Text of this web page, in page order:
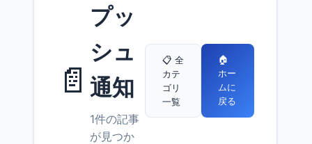
📄
プッ
シュ
通知
1件の記事
が見つか
📋 全
カテ
ゴリ
一覧
🏠
ホー
ムに
戻る